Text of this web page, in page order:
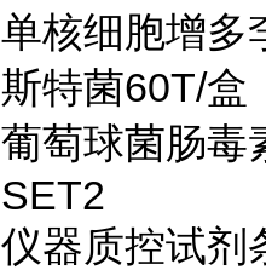
单核细胞增多
斯特菌60T/盒
葡萄球菌肠毒
SET2
仪器质控试剂